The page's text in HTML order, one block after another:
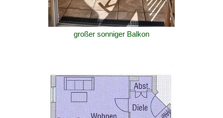
großer sonniger Balkon